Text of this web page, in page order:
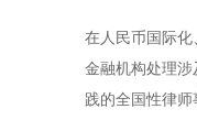
在人民币国际化
金融机构处理涉
践的全国性律师